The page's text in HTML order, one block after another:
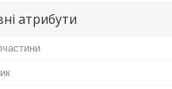
атрибути